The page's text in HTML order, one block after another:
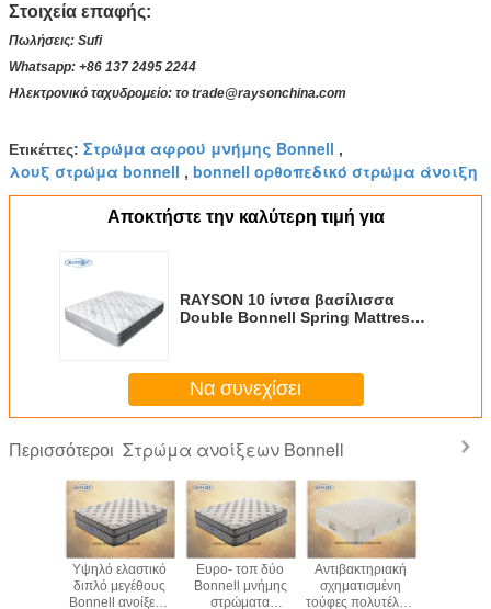
Στοιχεία επαφής:
Πωλήσεις: Sufi
Whatsapp: +86 137 2495 2244
Ηλεκτρονικό ταχυδρομείο: το trade@raysonchina.com
Ετικέττες: Στρώμα αφρού μνήμης Bonnell ,
λουξ στρώμα bonnell , bonnell ορθοπεδικό στρώμα άνοιξη
Αποκτήστε την καλύτερη τιμή για
RAYSON 10 ίντσα βασίλισσα
Double Bonnell Spring Mattress
Να συνεχίσει
Περισσότεροι Στρώμα ανοίξεων Bonnell
Υψηλό ελαστικό
διπλό μεγέθους
Bonnell ανοίξεων
Ευρο- τοπ δύο
Bonnell μνήμης
στρώματα
Αντιβακτηριακή
σχηματισμένη
τούφες πολυτέλεια